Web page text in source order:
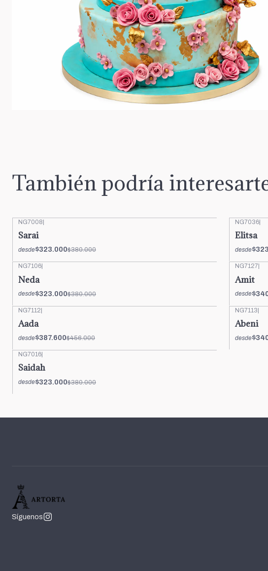
También podría
NG7008
Sarai
desde$323.000$380.000
NG7036|
Elitsa
desde
NG7106
Neda
desde$323.000$380.000
NG7127|
Amit
desde
NG7112|
Aada
desde$387.600$456.000
NG7113|
Abeni
desde
NG7016
Saidah
desde$323.000$380.000
Síguenos